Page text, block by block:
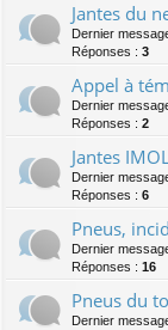
Jantes du
Dernier
Réponses : 3
Appel à
Dernier
Réponses : 2
Jantes
Dernier
Réponses : 6
Pneus,
Dernier
Réponses : 16
Pneus du
Dernier